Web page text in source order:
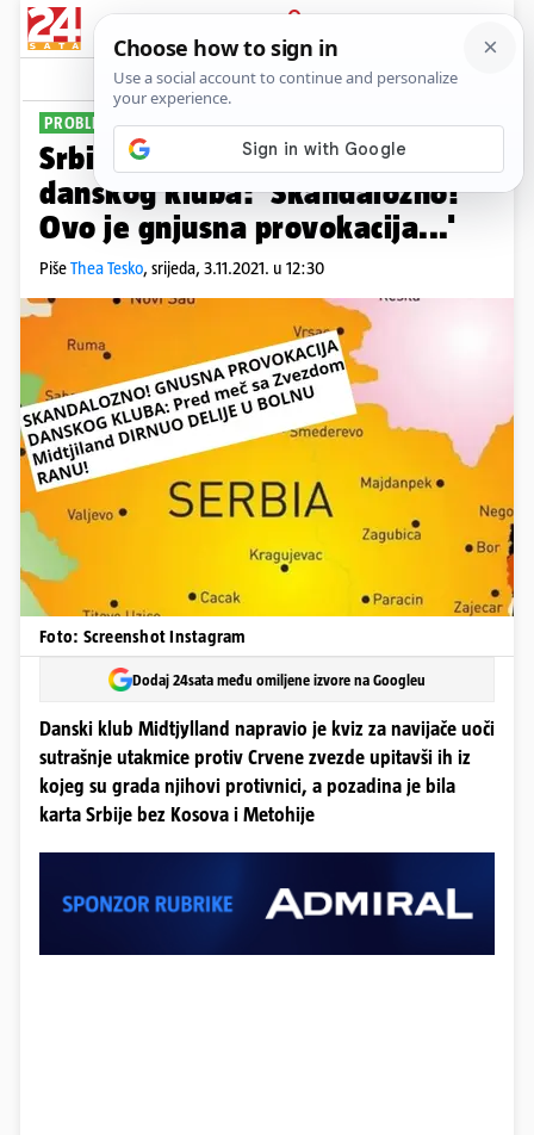
PRIJAVA
Sport Komentari
PROBLEM NA KARTI
Srbi se uvrijedili zbog objave
danskog kluba: 'Skandalozno!
Ovo je gnjusna provokacija...'
PišeThea Tesko, srijeda, 3.11.2021. u 12:30
Foto: Screenshot Instagram
Dodaj 24sata među omiljene izvore na Googleu
Danski klub Midtjylland napravio je kviz za navijače uoči
sutrašnje utakmice protiv Crvene zvezde upitavši ih iz
kojeg su grada njihovi protivnici, a pozadina je bila
karta Srbije bez Kosova i Metohije